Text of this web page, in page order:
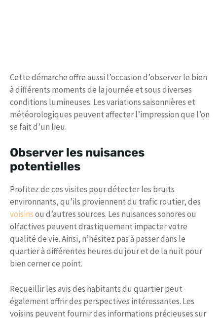
Cette démarche offre aussi l’occasion d’observer le bien
à différents moments de la journée et sous diverses
conditions lumineuses. Les variations saisonnières et
météorologiques peuvent affecter l’impression que l’on
se fait d’un lieu.
Observer les nuisances
potentielles
Profitez de ces visites pour détecter les bruits
environnants, qu’ils proviennent du trafic routier, des
voisinsou d’autres sources. Les nuisances sonores ou
olfactives peuvent drastiquement impacter votre
qualité de vie. Ainsi, n’hésitez pas à passer dans le
quartier à différentes heures du jour et de la nuit pour
bien cerner ce point.
Recueillir les avis des habitants du quartier peut
également offrir des perspectives intéressantes. Les
voisins peuvent fournir des informations précieuses sur